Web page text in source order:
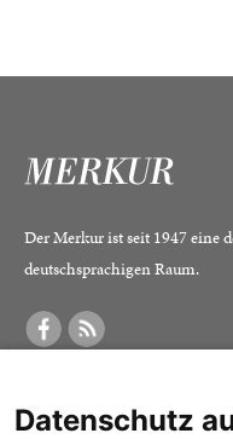
Der Merkur ist seit 1947 eine
deutschsprachigen Raum.
Was ist der Merkur?
Alle
Datenschutz